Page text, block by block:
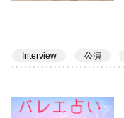
Interview 公演